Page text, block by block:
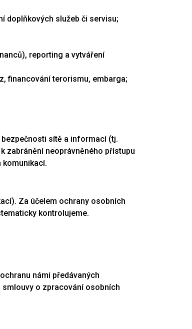
doplňkových služeb či servisu;
reporting a vytváření
financování terorismu, embarga;
sítě a informací (tj.
zabránění neoprávněného přístupu
komunikací.
Za účelem ochrany osobních
kontrolujeme.
námi předávaných
o zpracování osobních